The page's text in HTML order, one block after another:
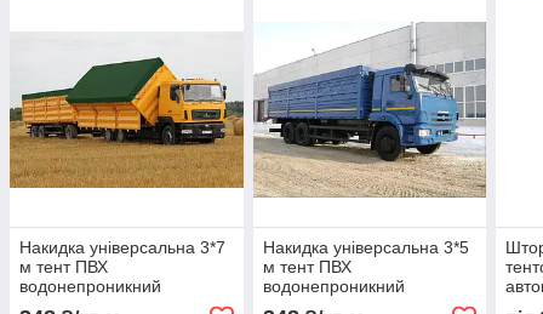
Накидка універсальна 3*7
м тент ПВХ
водонепроникний
Накидка універсальна 3*5
м тент ПВХ
водонепроникний